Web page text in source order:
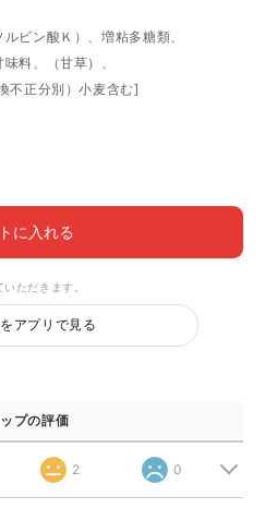
ビン酸Ｋ）、増粘多糖類、
料、（甘草）、
不正分別）小麦含む]
に入れる
ただきます。
アプリで見る
プの評価
2 0